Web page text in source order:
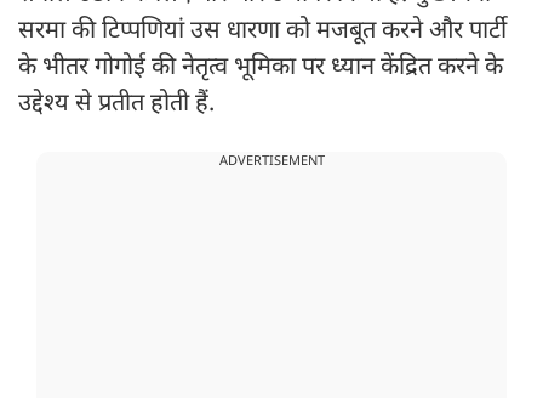
सरमा की टिप्पणियां उस धारणा को मजबूत करने और पार्टी
के भीतर गोगोई की नेतृत्व भूमिका पर ध्यान केंद्रित करने के
उद्देश्य से प्रतीत होती हैं.
ADVERTISEMENT